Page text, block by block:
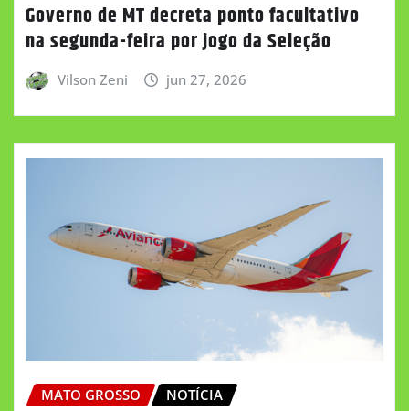
Governo de MT decreta ponto facultativo
na segunda-feira por jogo da Seleção
Vilson Zeni jun 27, 2026
MATO GROSSO NOTÍCIA